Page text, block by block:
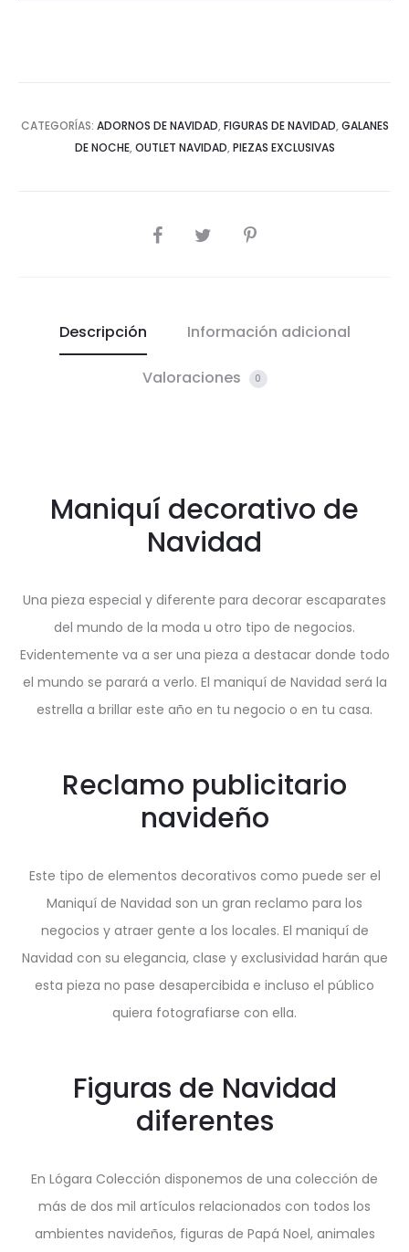
CATEGORÍAS: ADORNOS DE NAVIDAD, FIGURAS DE NAVIDAD, GALANES
DE NOCHE, OUTLET NAVIDAD, PIEZAS EXCLUSIVAS
COMPARTIR
Descripción Información adicional
Valoraciones 0
Maniquí decorativo de
Navidad
Una pieza especial y diferente para decorar escaparates
del mundo de la moda u otro tipo de negocios.
Evidentemente va a ser una pieza a destacar donde todo
el mundo se parará a verlo. El maniquí de Navidad será la
estrella a brillar este año en tu negocio o en tu casa.
Reclamo publicitario
navideño
Este tipo de elementos decorativos como puede ser el
Maniquí de Navidad son un gran reclamo para los
negocios y atraer gente a los locales. El maniquí de
Navidad con su elegancia, clase y exclusividad harán que
esta pieza no pase desapercibida e incluso el público
quiera fotografiarse con ella.
Figuras de Navidad
diferentes
En Lógara Colección disponemos de una colección de
más de dos mil artículos relacionados con todos los
ambientes navideños, figuras de Papá Noel, animales